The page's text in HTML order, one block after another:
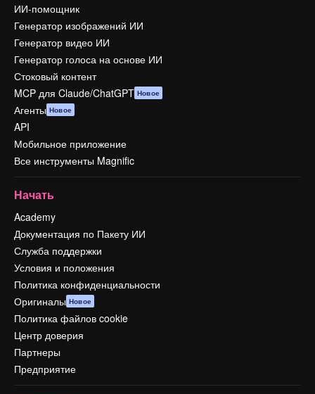
ИИ-помощник
Генератор изображений ИИ
Генератор видео ИИ
Генератор голоса на основе ИИ
Стоковый контент
MCP для Claude/ChatGPT Новое
Агенты Новое
API
Мобильное приложение
Все инструменты Magnific
Начать
Academy
Документация по Пакету ИИ
Служба поддержки
Условия и положения
Политика конфиденциальности
Оригиналы Новое
Политика файлов cookie
Центр доверия
Партнеры
Предприятие